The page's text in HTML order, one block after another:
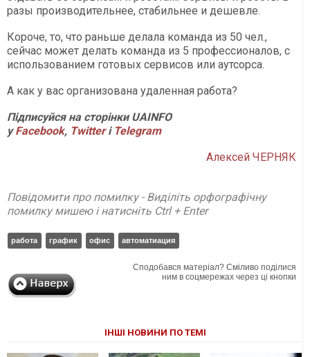
разы производительнее, стабильнее и дешевле.
Короче, то, что раньше делала команда из 50 чел.,
сейчас может делать команда из 5 профессионалов, с
использованием готовых сервисов или аутсорса.
А как у вас организована удаленная работа?
Підписуйся на сторінки UAINFO
уFacebook, Twitter і Telegram
Алексей ЧЕРНЯК
Повідомити про помилку - Виділіть орфографічну
помилку мишею і натисніть Ctrl + Enter
работа график офис автоматиация
Сподобався матеріал? Сміливо поділися
ним в соцмережах через ці кнопки
ІНШІ НОВИНИ ПО ТЕМІ